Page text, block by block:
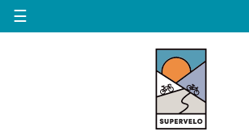
Basculer
la
☰